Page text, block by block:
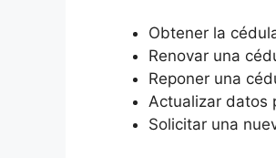
Obtener la
Renovar una
Reponer una
Actualizar datos
Solicitar una